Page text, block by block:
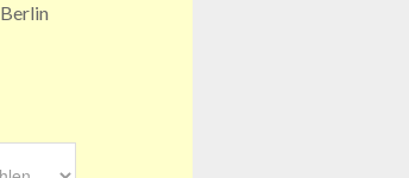
Berlin